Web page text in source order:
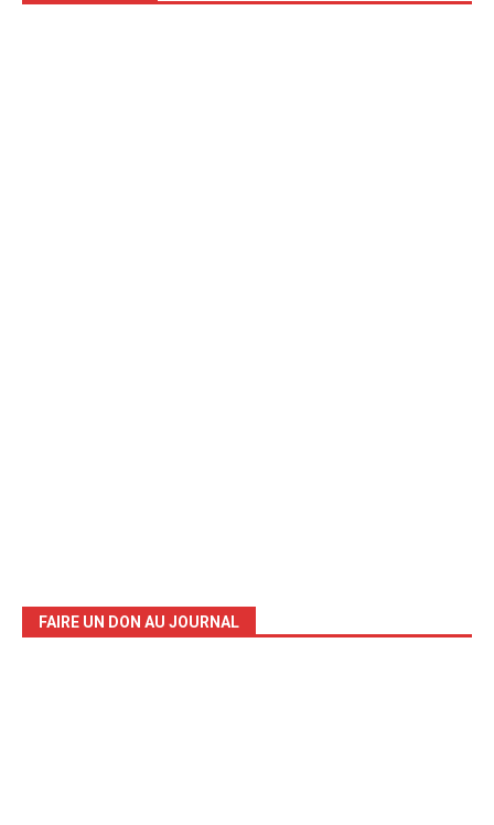
FAIRE UN DON AU JOURNAL